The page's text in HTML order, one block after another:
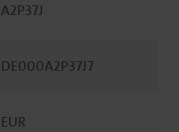
A2P37J
DE000A2P37J7
EUR